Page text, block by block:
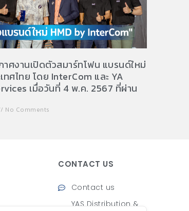
าศงานเปิดตัวสมาร์ทโฟน แบรนด์ใหม่
เทศไทย โดย InterCom และ YA
เมื่อวันที่ 4 พ.ค. 2567 ที่ผ่าน
No Comments
CONTACT US
Contact us
YAS Distribution &